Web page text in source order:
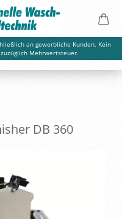
an gewerbliche Kunden. Kein
Mehrwertsteuer.
DB 360